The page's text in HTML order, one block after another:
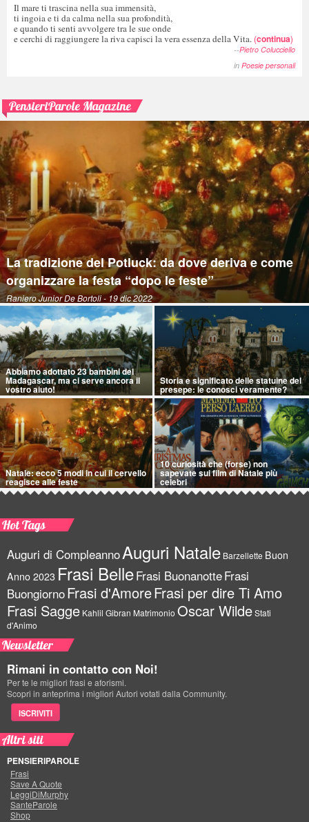
Il mare ti trascina nella sua immensità,
ti ingoia e ti da calma nella sua profondità,
e quando ti senti avvolgere tra le sue onde
e cerchi di raggiungere la riva capisci la vera essenza della Vita. (continua)
--Pietro Colucciello
in Poesie personali
PensieriParole Magazine
La tradizione del Potluck: da dove deriva e come
organizzare la festa “dopo le feste”
Raniero Junior De Bortoli- 19 dic 2022
Abbiamo adottato 23 bambini del
Madagascar, ma ci serve ancora il
vostro aiuto!
Storia e significato delle statuine del
presepe: le conosci veramente?
Natale: ecco 5 modi in cui il cervello
reagisce alle feste
10 curiosità che (forse) non
sapevate sui film di Natale più
celebri
Hot Tags
Auguri di CompleannoAuguri Natale Barzellette Buon
Anno 2023 Frasi BelleFrasi BuonanotteFrasi
BuongiornoFrasi d'AmoreFrasi per dire Ti Amo
Frasi Sagge Kahlil Gibran Matrimonio Oscar WildeStati
d'Animo
Newsletter
Rimani in contatto con Noi!
Per te le migliori frasi e aforismi.
Scopri in anteprima i migliori Autori votati dalla Community.
ISCRIVITI
Altri siti
PENSIERIPAROLE
Frasi
Save A Quote
LeggiDiMurphy
SanteParole
Shop